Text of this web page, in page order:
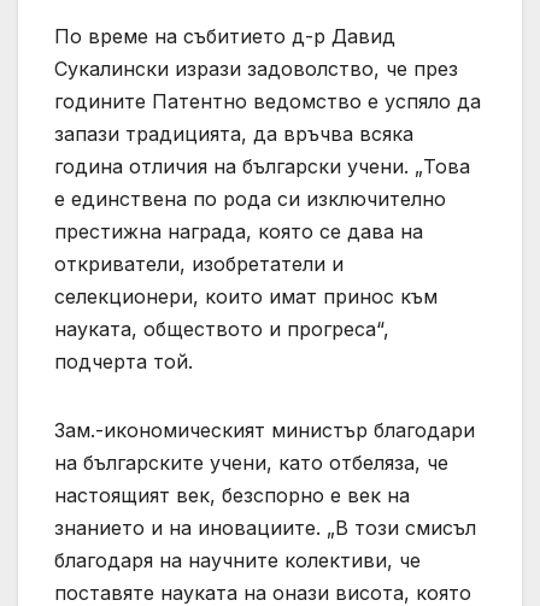
По време на събитието д-р Давид
Сукалински изрази задоволство, че през
годините Патентно ведомство е успяло да
запази традицията, да връчва всяка
година отличия на български учени. „Това
е единствена по рода си изключително
престижна награда, която се дава на
откриватели, изобретатели и
селекционери, които имат принос към
науката, обществото и прогреса“,
подчерта той.
Зам.-икономическият министър благодари
на българските учени, като отбеляза, че
настоящият век, безспорно е век на
знанието и на иновациите. „В този смисъл
благодаря на научните колективи, че
поставяте науката на онази висота, която